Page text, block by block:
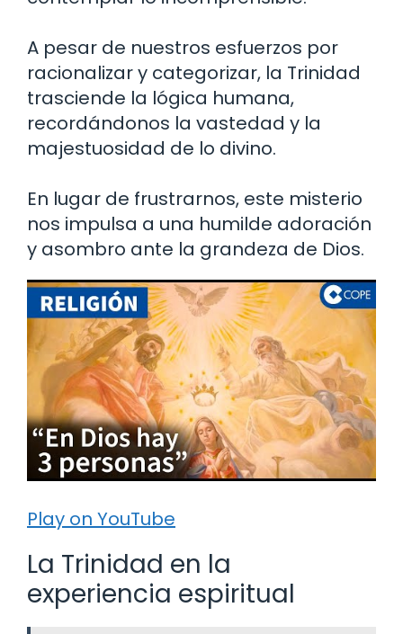
A pesar de nuestros esfuerzos por
racionalizar y categorizar, la Trinidad
trasciende la lógica humana,
recordándonos la vastedad y la
majestuosidad de lo divino.
En lugar de frustrarnos, este misterio
nos impulsa a una humilde adoración
y asombro ante la grandeza de Dios.
Play on YouTube
La Trinidad en la
experiencia espiritual